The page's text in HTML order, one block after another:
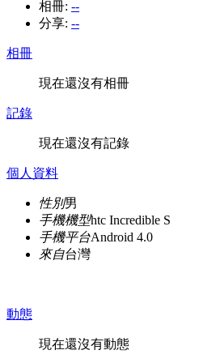
相冊: --
分享: --
相冊
現在還沒有相冊
記錄
現在還沒有記錄
個人資料
性別男
手機機型htc Incredible S
手機平台Android 4.0
來自台灣
動態
現在還沒有動態